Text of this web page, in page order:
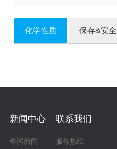
化学性质 保存&安全
新闻中心
华腾新闻
联系我们
服务热线